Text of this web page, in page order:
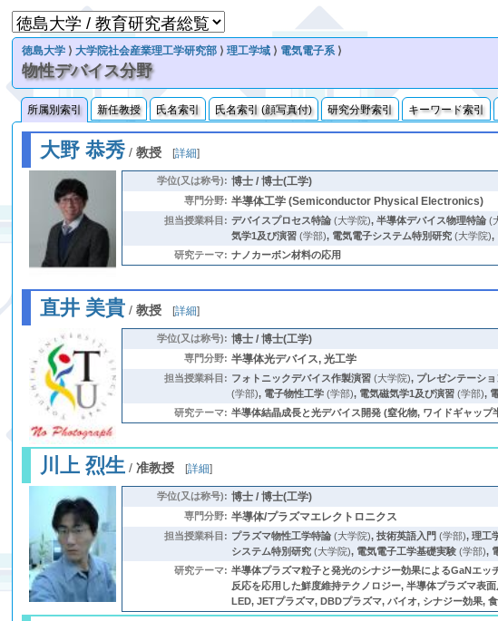
徳島大学 ⟩大学院社会産業理工学研究部 ⟩理工学域 ⟩ 電気電子系⟩
物性デバイス分野
所属別索引 新任教授 氏名索引 氏名索引 (顔写真付) 研究分野索引 キーワード索引
大野 恭秀 /教授 [詳細]
学位(又は称号): 博士 / 博士(工学)
専門分野: 半導体工学 (Semiconductor Physical Electronics)
担当授業科目: デバイスプロセス特論 (大学院),半導体デバイス物理特論 (
気学1及び演習 (学部), 電気電子システム特別研究 (大学院),
研究テーマ: ナノカーボン材料の応用
直井 美貴 /教授 [詳細]
学位(又は称号): 博士 / 博士(工学)
専門分野: 半導体光デバイス, 光工学
担当授業科目: フォトニックデバイス作製演習 (大学院), プレゼンテーシ
(学部), 電子物性工学 (学部), 電気磁気学1及び演習 (学部),
研究テーマ: 半導体結晶成長と光デバイス開発 (窒化物, ワイドギャッ
川上 烈生 /准教授 [詳細]
学位(又は称号): 博士 / 博士(工学)
専門分野: 半導体/プラズマエレクトロニクス
担当授業科目: プラズマ物性工学特論 (大学院),技術英語入門 (学部),理工
システム特別研究 (大学院), 電気電子工学基礎実験 (学部),
研究テーマ: 半導体プラズマ粒子と発光のシナジー効果によるGaNエ
反応を応用した鮮度維持テクノロジー, 半導体プラズマ表
LED, JETプラズマ, DBDプラズマ, バイオ, シナジー効果,